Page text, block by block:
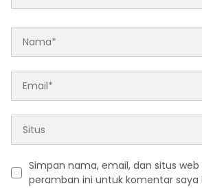
Simpan nama, email, dan situs
peramban ini untuk komentar saya